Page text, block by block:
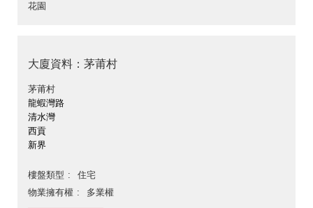
花園
大廈資料：茅莆村
茅莆村
龍蝦灣路
清水灣
西貢
新界
樓盤類型
住宅
物業擁有權
多業權